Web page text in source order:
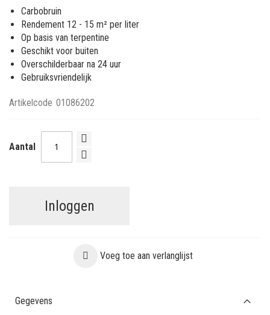
van
de
afbeeldingen-
gallerij
Carbobruin
Rendement 12 - 15 m² per liter
Op basis van terpentine
Geschikt voor buiten
Overschilderbaar na 24 uur
Gebruiksvriendelijk
Artikelcode 01086202
Aantal
Inloggen
Voeg toe aan verlanglijst
Gegevens